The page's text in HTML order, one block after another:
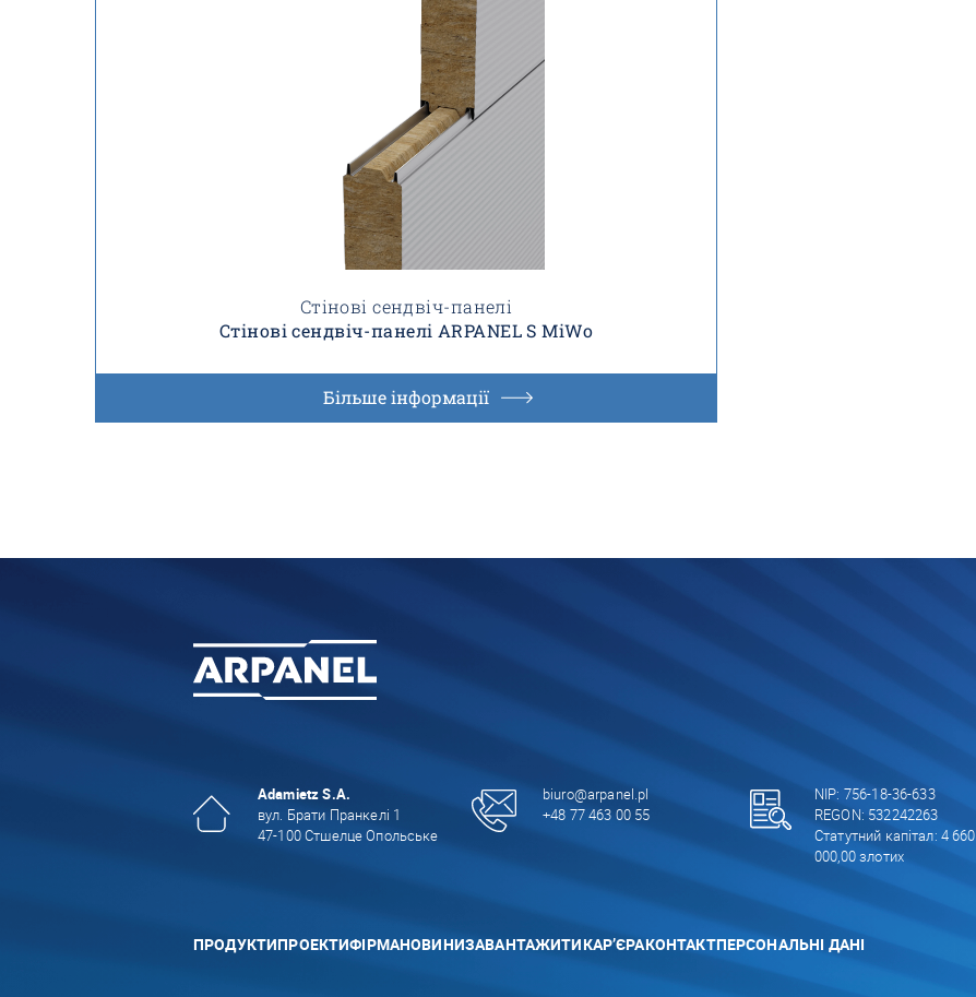
Стінові сендвіч-панелі
Стінові сендвіч-панелі ARPANEL S MiWo
Більше інформації
Adamietz S.A.
вул. Брати Пранкелі 1
47-100 Стшелце Опольське
biuro@arpanel.pl
+48 77 463 00 55
NIP: 756-18-36-633
REGON: 532242263
Статутний капітал: 4 660
000,00 злотих
ПРОДУКТИПРОЕКТИФІРМАНОВИНИЗАВАНТАЖИТИКАР’ЄРАКОНТАКТПЕРСОНАЛЬНІ ДАНІ